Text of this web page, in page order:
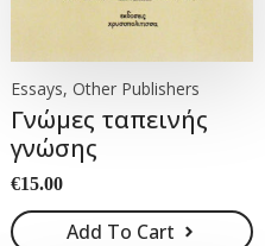
Essays, Other Publishers
Γνώμες ταπεινής
γνώσης
€15.00
Add To Cart